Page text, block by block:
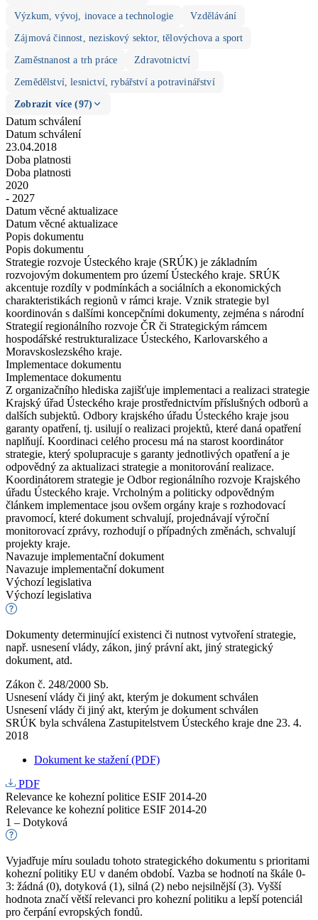
Výzkum, vývoj, inovace a technologie Vzdělávání
Zájmová činnost, neziskový sektor, tělovýchova a sport
Zaměstnanost a trh práce Zdravotnictví
Zemědělství, lesnictví, rybářství a potravinářství
Zobrazit více (97)
Datum schválení
Datum schválení
23.04.2018
Doba platnosti
Doba platnosti
2020
- 2027
Datum věcné aktualizace
Datum věcné aktualizace
Popis dokumentu
Popis dokumentu
Strategie rozvoje Ústeckého kraje (SRÚK) je základním
rozvojovým dokumentem pro území Ústeckého kraje. SRÚK
akcentuje rozdíly v podmínkách a sociálních a ekonomických
charakteristikách regionů v rámci kraje. Vznik strategie byl
koordinován s dalšími koncepčními dokumenty, zejména s národní
Strategií regionálního rozvoje ČR či Strategickým rámcem
hospodářské restrukturalizace Ústeckého, Karlovarského a
Moravskoslezského kraje.
Implementace dokumentu
Implementace dokumentu
Z organizačního hlediska zajišťuje implementaci a realizaci strategie
Krajský úřad Ústeckého kraje prostřednictvím příslušných odborů a
dalších subjektů. Odbory krajského úřadu Ústeckého kraje jsou
garanty opatření, tj. usilují o realizaci projektů, které daná opatření
naplňují. Koordinaci celého procesu má na starost koordinátor
strategie, který spolupracuje s garanty jednotlivých opatření a je
odpovědný za aktualizaci strategie a monitorování realizace.
Koordinátorem strategie je Odbor regionálního rozvoje Krajského
úřadu Ústeckého kraje. Vrcholným a politicky odpovědným
článkem implementace jsou ovšem orgány kraje s rozhodovací
pravomocí, které dokument schvalují, projednávají výroční
monitorovací zprávy, rozhodují o případných změnách, schvalují
projekty kraje.
Navazuje implementační dokument
Navazuje implementační dokument
Výchozí legislativa
Výchozí legislativa
Dokumenty determinující existenci či nutnost vytvoření strategie,
např. usnesení vlády, zákon, jiný právní akt, jiný strategický
dokument, atd.
Zákon č. 248/2000 Sb.
Usnesení vlády či jiný akt, kterým je dokument schválen
Usnesení vlády či jiný akt, kterým je dokument schválen
SRÚK byla schválena Zastupitelstvem Ústeckého kraje dne 23. 4.
2018
Dokument ke stažení (PDF)
PDF
Relevance ke kohezní politice ESIF 2014-20
Relevance ke kohezní politice ESIF 2014-20
1 – Dotyková
Vyjadřuje míru souladu tohoto strategického dokumentu s prioritami
kohezní politiky EU v daném období. Vazba se hodnotí na škále 0-
3: žádná (0), dotyková (1), silná (2) nebo nejsilnější (3). Vyšší
hodnota značí větší relevanci pro kohezní politiku a lepší potenciál
pro čerpání evropských fondů.